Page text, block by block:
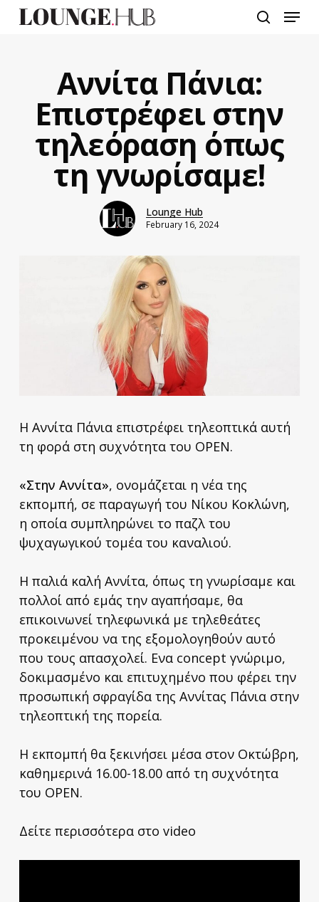
Menu
Αννίτα Πάνια:
Επιστρέφει στην
τηλεόραση όπως
τη γνωρίσαμε!
Lounge Hub
February 16, 2024
Η Αννίτα Πάνια επιστρέφει τηλεοπτικά αυτή
τη φορά στη συχνότητα του OPEN.
«Στην Αννίτα», ονομάζεται η νέα της
εκπομπή, σε παραγωγή του Νίκου Κοκλώνη,
η οποία συμπληρώνει το παζλ του
ψυχαγωγικού τομέα του καναλιού.
Η παλιά καλή Αννίτα, όπως τη γνωρίσαμε και
πολλοί από εμάς την αγαπήσαμε, θα
επικοινωνεί τηλεφωνικά με τηλεθεάτες
προκειμένου να της εξομολογηθούν αυτό
που τους απασχολεί. Ενα concept γνώριμο,
δοκιμασμένο και επιτυχημένο που φέρει την
προσωπική σφραγίδα της Αννίτας Πάνια στην
τηλεοπτική της πορεία.
Η εκπομπή θα ξεκινήσει μέσα στον Οκτώβρη,
καθημερινά 16.00-18.00 από τη συχνότητα
του OPEN.
Δείτε περισσότερα στο video